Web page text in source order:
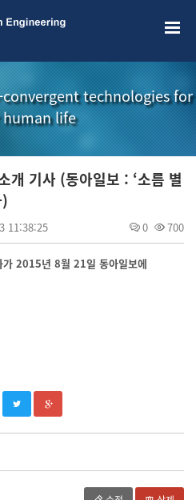
technologies for
life
개 기사 (동아일보 : ‘소름 별
11:38:25 0 700
가 2015년 8월 21일 동아일보에